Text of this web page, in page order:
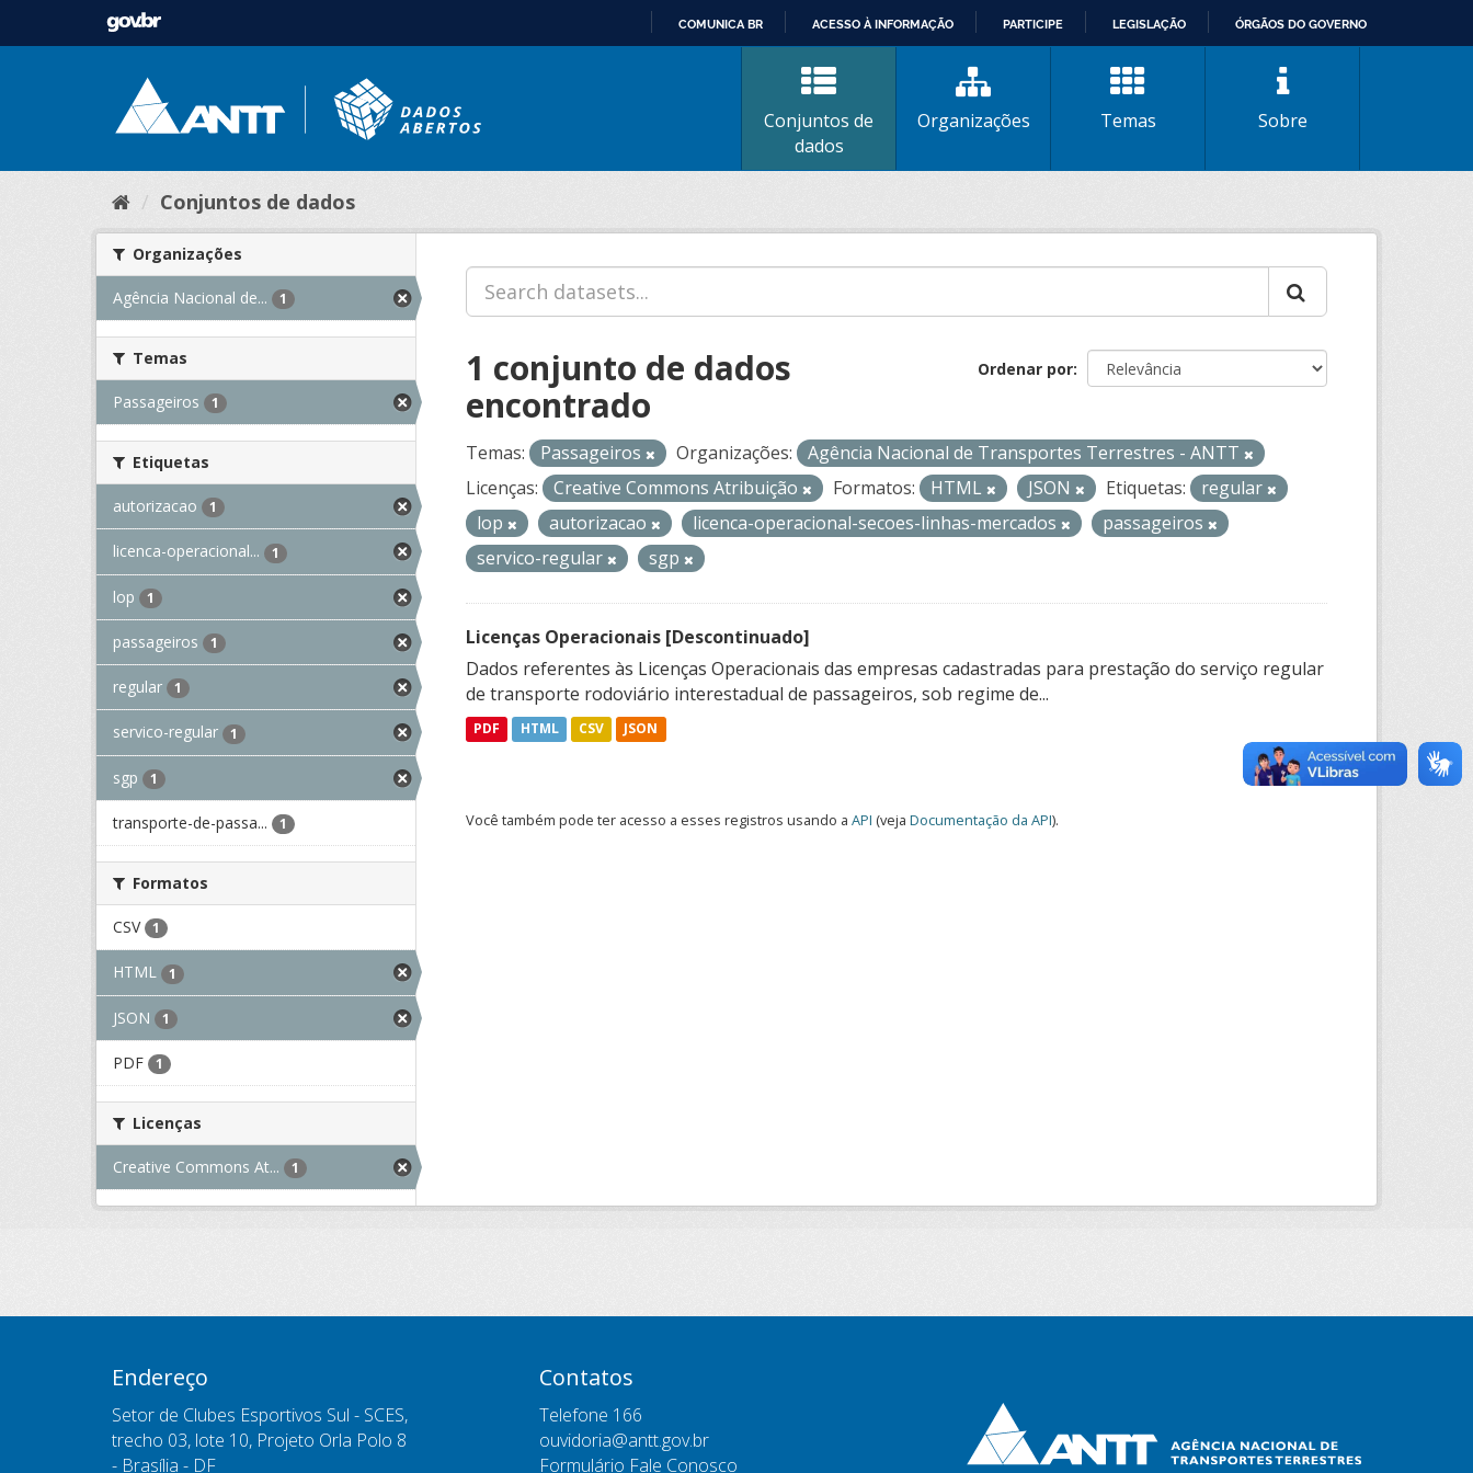
CONTEÚDO
COMUNICA BR ACESSO À INFORMAÇÃO PARTICIPE LEGISLAÇÃO ÓRGÃOS DO GOVERNO
Conjuntos de
dados
Organizações Temas Sobre
Conjuntos de dados
Organizações
Agência Nacional de... 1
Temas
Passageiros 1
Etiquetas
autorizacao 1
licenca-operacional... 1
lop 1
passageiros 1
regular 1
servico-regular 1
sgp 1
transporte-de-passa... 1
Formatos
CSV 1
HTML 1
JSON 1
PDF 1
Licenças
Creative Commons At... 1
Ordenar por
1 conjunto de dados
encontrado
Temas: Passageiros Organizações:
Agência Nacional de Transportes Terrestres - ANTT
Licenças:
Creative Commons Atribuição Formatos: HTML JSON Etiquetas:
regular
lop
autorizacao licenca-operacional-secoes-linhas-mercados
passageiros
servico-regular
sgp
Licenças Operacionais [Descontinuado]
Dados referentes às Licenças Operacionais das empresas cadastradas para prestação do serviço regular
de transporte rodoviário interestadual de passageiros, sob regime de...
PDF HTML CSV JSON
Você também pode ter acesso a esses registros usando a API (veja Documentação da API).
Endereço
Setor de Clubes Esportivos Sul - SCES,
trecho 03, lote 10, Projeto Orla Polo 8
- Brasília - DF
Contatos
Telefone 166
ouvidoria@antt.gov.br
Formulário Fale Conosco